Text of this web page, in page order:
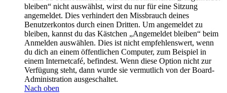
bleiben“ nicht auswählst, wirst du nur für eine Sitzung
angemeldet. Dies verhindert den Missbrauch deines
Benutzerkontos durch einen Dritten. Um angemeldet zu
bleiben, kannst du das Kästchen „Angemeldet bleiben“ beim
Anmelden auswählen. Dies ist nicht empfehlenswert, wenn
du dich an einem öffentlichen Computer, zum Beispiel in
einem Internetcafé, befindest. Wenn diese Option nicht zur
Verfügung steht, dann wurde sie vermutlich von der Board-
Administration ausgeschaltet.
Nach oben